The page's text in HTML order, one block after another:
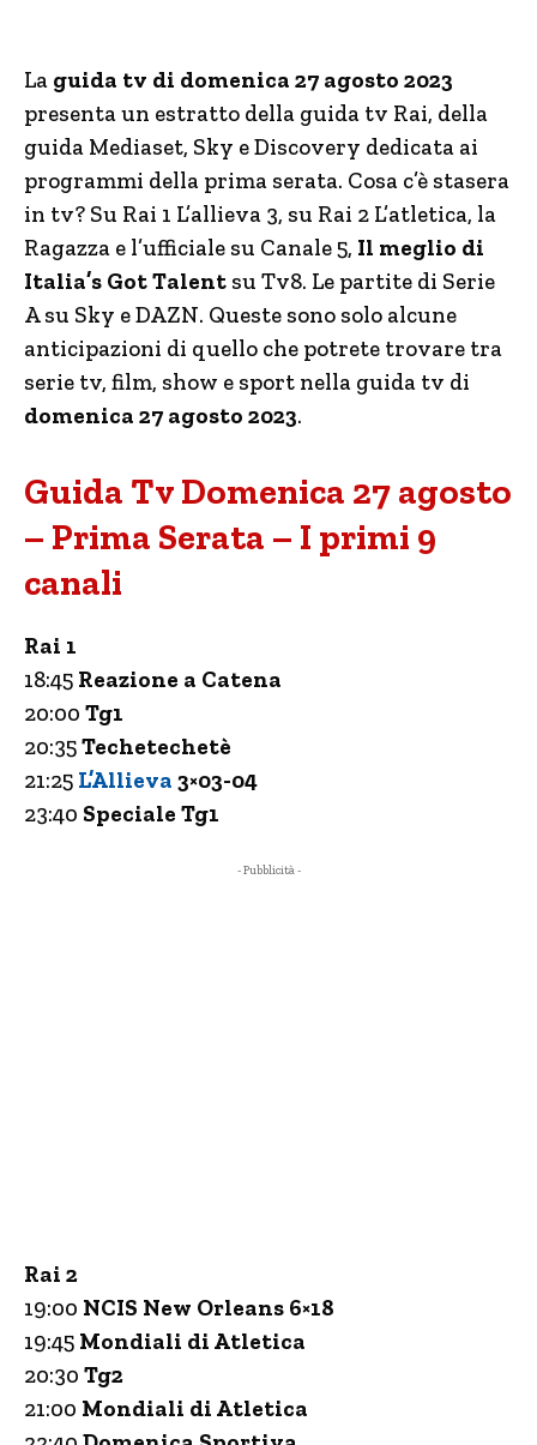
La guida tv di domenica 27 agosto 2023
presenta un estratto della guida tv Rai, della
guida Mediaset, Sky e Discovery dedicata ai
programmi della prima serata. Cosa c’è stasera
in tv? Su Rai 1 L’allieva 3, su Rai 2 L’atletica, la
Ragazza e l’ufficiale su Canale 5, Il meglio di
Italia’s Got Talent su Tv8. Le partite di Serie
A su Sky e DAZN. Queste sono solo alcune
anticipazioni di quello che potrete trovare tra
serie tv, film, show e sport nella guida tv di
domenica 27 agosto 2023.
Guida Tv Domenica 27 agosto
– Prima Serata – I primi 9
canali
Rai 1
18:45 Reazione a Catena
20:00 Tg1
20:35Techetechetè
21:25 L’Allieva 3×03-04
23:40 Speciale Tg1
- Pubblicità -
Rai 2
19:00 NCIS New Orleans 6×18
19:45 Mondiali di Atletica
20:30 Tg2
21:00 Mondiali di Atletica